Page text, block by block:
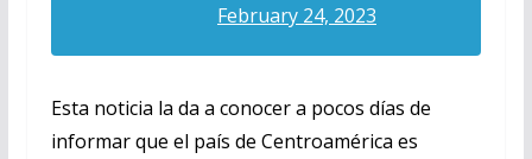
February 24, 2023
Esta noticia la da a conocer a pocos días de
informar que el país de Centroamérica es